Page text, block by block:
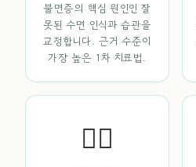
불면증의 핵심 원인인 잘
못된 수면 인식과 습관을
교정합니다. 근거 수준이
가장 높은 1차 치료법.
😮‍💨